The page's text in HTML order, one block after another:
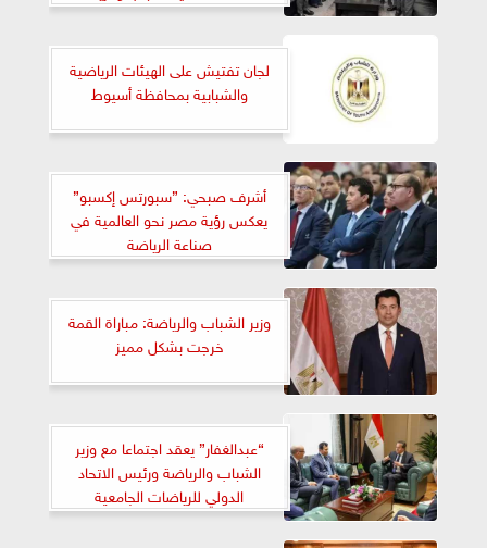
لجان تفتيش على الهيئات الرياضية
والشبابية بمحافظة أسيوط
أشرف صبحي: ”سبورتس إكسبو”
يعكس رؤية مصر نحو العالمية في
صناعة الرياضة
وزير الشباب والرياضة: مباراة القمة
خرجت بشكل مميز
“عبدالغفار” يعقد اجتماعا مع وزير
الشباب والرياضة ورئيس الاتحاد
الدولي للرياضات الجامعية